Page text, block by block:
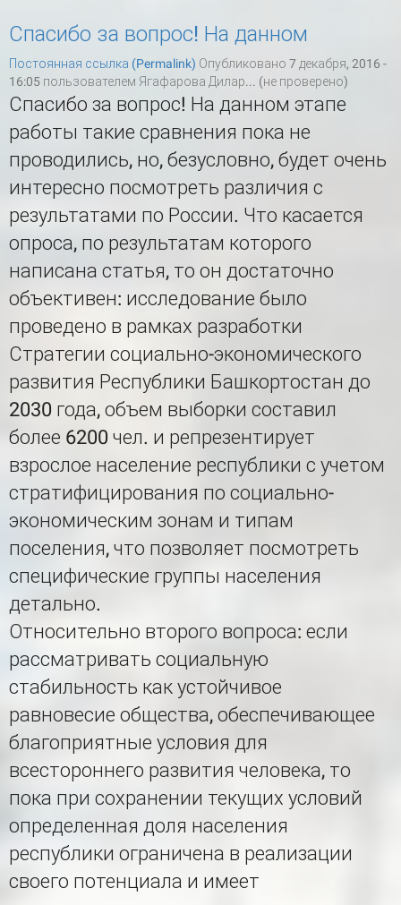
Спасибо за вопрос! На данном
Постоянная ссылка (Permalink) Опубликовано 7 декабря, 2016 -
16:05 пользователем Ягафарова Дилар... (не проверено)
Спасибо за вопрос! На данном этапе
работы такие сравнения пока не
проводились, но, безусловно, будет очень
интересно посмотреть различия с
результатами по России. Что касается
опроса, по результатам которого
написана статья, то он достаточно
объективен: исследование было
проведено в рамках разработки
Стратегии социально-экономического
развития Республики Башкортостан до
2030 года, объем выборки составил
более 6200 чел. и репрезентирует
взрослое население республики с учетом
стратифицирования по социально-
экономическим зонам и типам
поселения, что позволяет посмотреть
специфические группы населения
детально.
Относительно второго вопроса: если
рассматривать социальную
стабильность как устойчивое
равновесие общества, обеспечивающее
благоприятные условия для
всестороннего развития человека, то
пока при сохранении текущих условий
определенная доля населения
республики ограничена в реализации
своего потенциала и имеет